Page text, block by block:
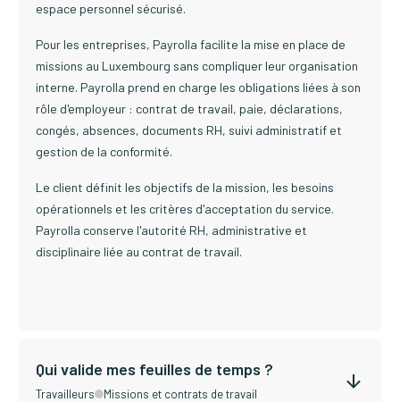
espace personnel sécurisé.
Pour les entreprises, Payrolla facilite la mise en place de
missions au Luxembourg sans compliquer leur organisation
interne. Payrolla prend en charge les obligations liées à son
rôle d'employeur : contrat de travail, paie, déclarations,
congés, absences, documents RH, suivi administratif et
gestion de la conformité.
Le client définit les objectifs de la mission, les besoins
opérationnels et les critères d'acceptation du service.
Payrolla conserve l'autorité RH, administrative et
disciplinaire liée au contrat de travail.
Qui valide mes feuilles de temps ?
Travailleurs Missions et contrats de travail